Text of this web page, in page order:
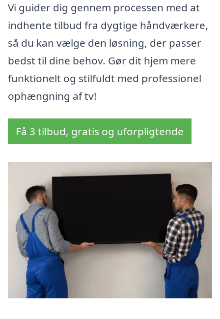
Vi guider dig gennem processen med at
indhente tilbud fra dygtige håndværkere,
så du kan vælge den løsning, der passer
bedst til dine behov. Gør dit hjem mere
funktionelt og stilfuldt med professionel
ophængning af tv!
Få 3 tilbud, gratis og uforpligtende